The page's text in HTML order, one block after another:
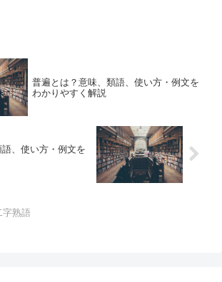
普遍とは？意味、類語、使い方・例文を
わかりやすく解説
、使い方・例文を
字熟語